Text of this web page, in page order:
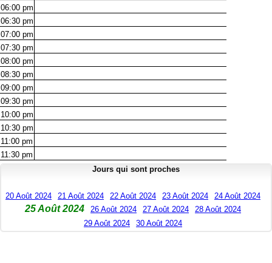
06:00 pm
06:30 pm
07:00 pm
07:30 pm
08:00 pm
08:30 pm
09:00 pm
09:30 pm
10:00 pm
10:30 pm
11:00 pm
11:30 pm
Jours qui sont proches
20 Août 2024 21 Août 2024 22 Août 2024 23 Août 2024 24 Août 2024
25 Août 2024 26 Août 2024 27 Août 2024
28 Août 2024
29 Août 2024
30 Août 2024